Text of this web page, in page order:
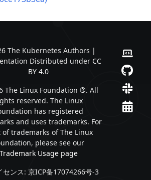
The Kubernetes Authors |
Distributed under CC
BY 4.0
The Linux Foundation ®. All
reserved. The Linux
has registered
and uses trademarks. For
of trademarks of The Linux
please see our
Trademark Usage page
センス: 京ICP备17074266号-3